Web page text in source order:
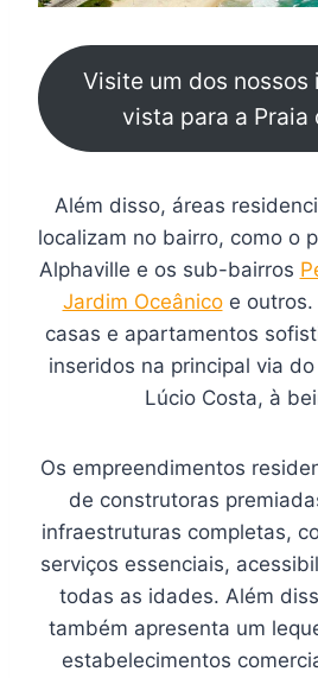
Visite um dos nossos
vista para a Praia
Além disso, áreas
localizam no bairro, como o
Alphaville e os sub-bairros
Jardim Oceânicoe outros.
casas e apartamentos
inseridos na principal via
Lúcio Costa, à
Os empreendimentos
de construtoras
infraestruturas completas,
serviços essenciais,
todas as idades. Além
também apresenta um
estabelecimentos